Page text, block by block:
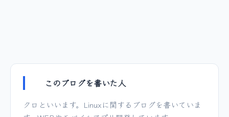
このブログを書いた人
クロといいます。Linuxに関するブログを書いていま